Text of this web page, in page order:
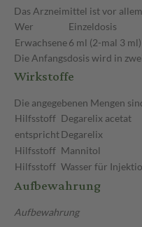
Das Arzneimittel ist vor
Wer
Einzeldosis
Erwachsene6 ml (2-mal 3 ml)
Die Anfangsdosis wird in
Wirkstoffe
Die angegebenen Mengen
Hilfsstoff Degarelix acetat
entsprichtDegarelix
Hilfsstoff Mannitol
Hilfsstoff Wasser für
Aufbewahrung
Aufbewahrung